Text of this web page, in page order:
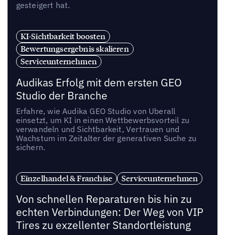
gesteigert hat.
KI-Sichtbarkeit boosten
Bewertungsergebnis skalieren
Serviceunternehmen
Audikas Erfolg mit dem ersten GEO
Studio der Branche
Erfahre, wie Audika GEO Studio von Uberall
einsetzt, um KI in einen Wettbewerbsvorteil zu
verwandeln und Sichtbarkeit, Vertrauen und
Wachstum im Zeitalter der generativen Suche zu
sichern.
Einzelhandel & Franchise Serviceunternehmen
Von schnellen Reparaturen bis hin zu
echten Verbindungen: Der Weg von VIP
Tires zu exzellenter Standortleistung